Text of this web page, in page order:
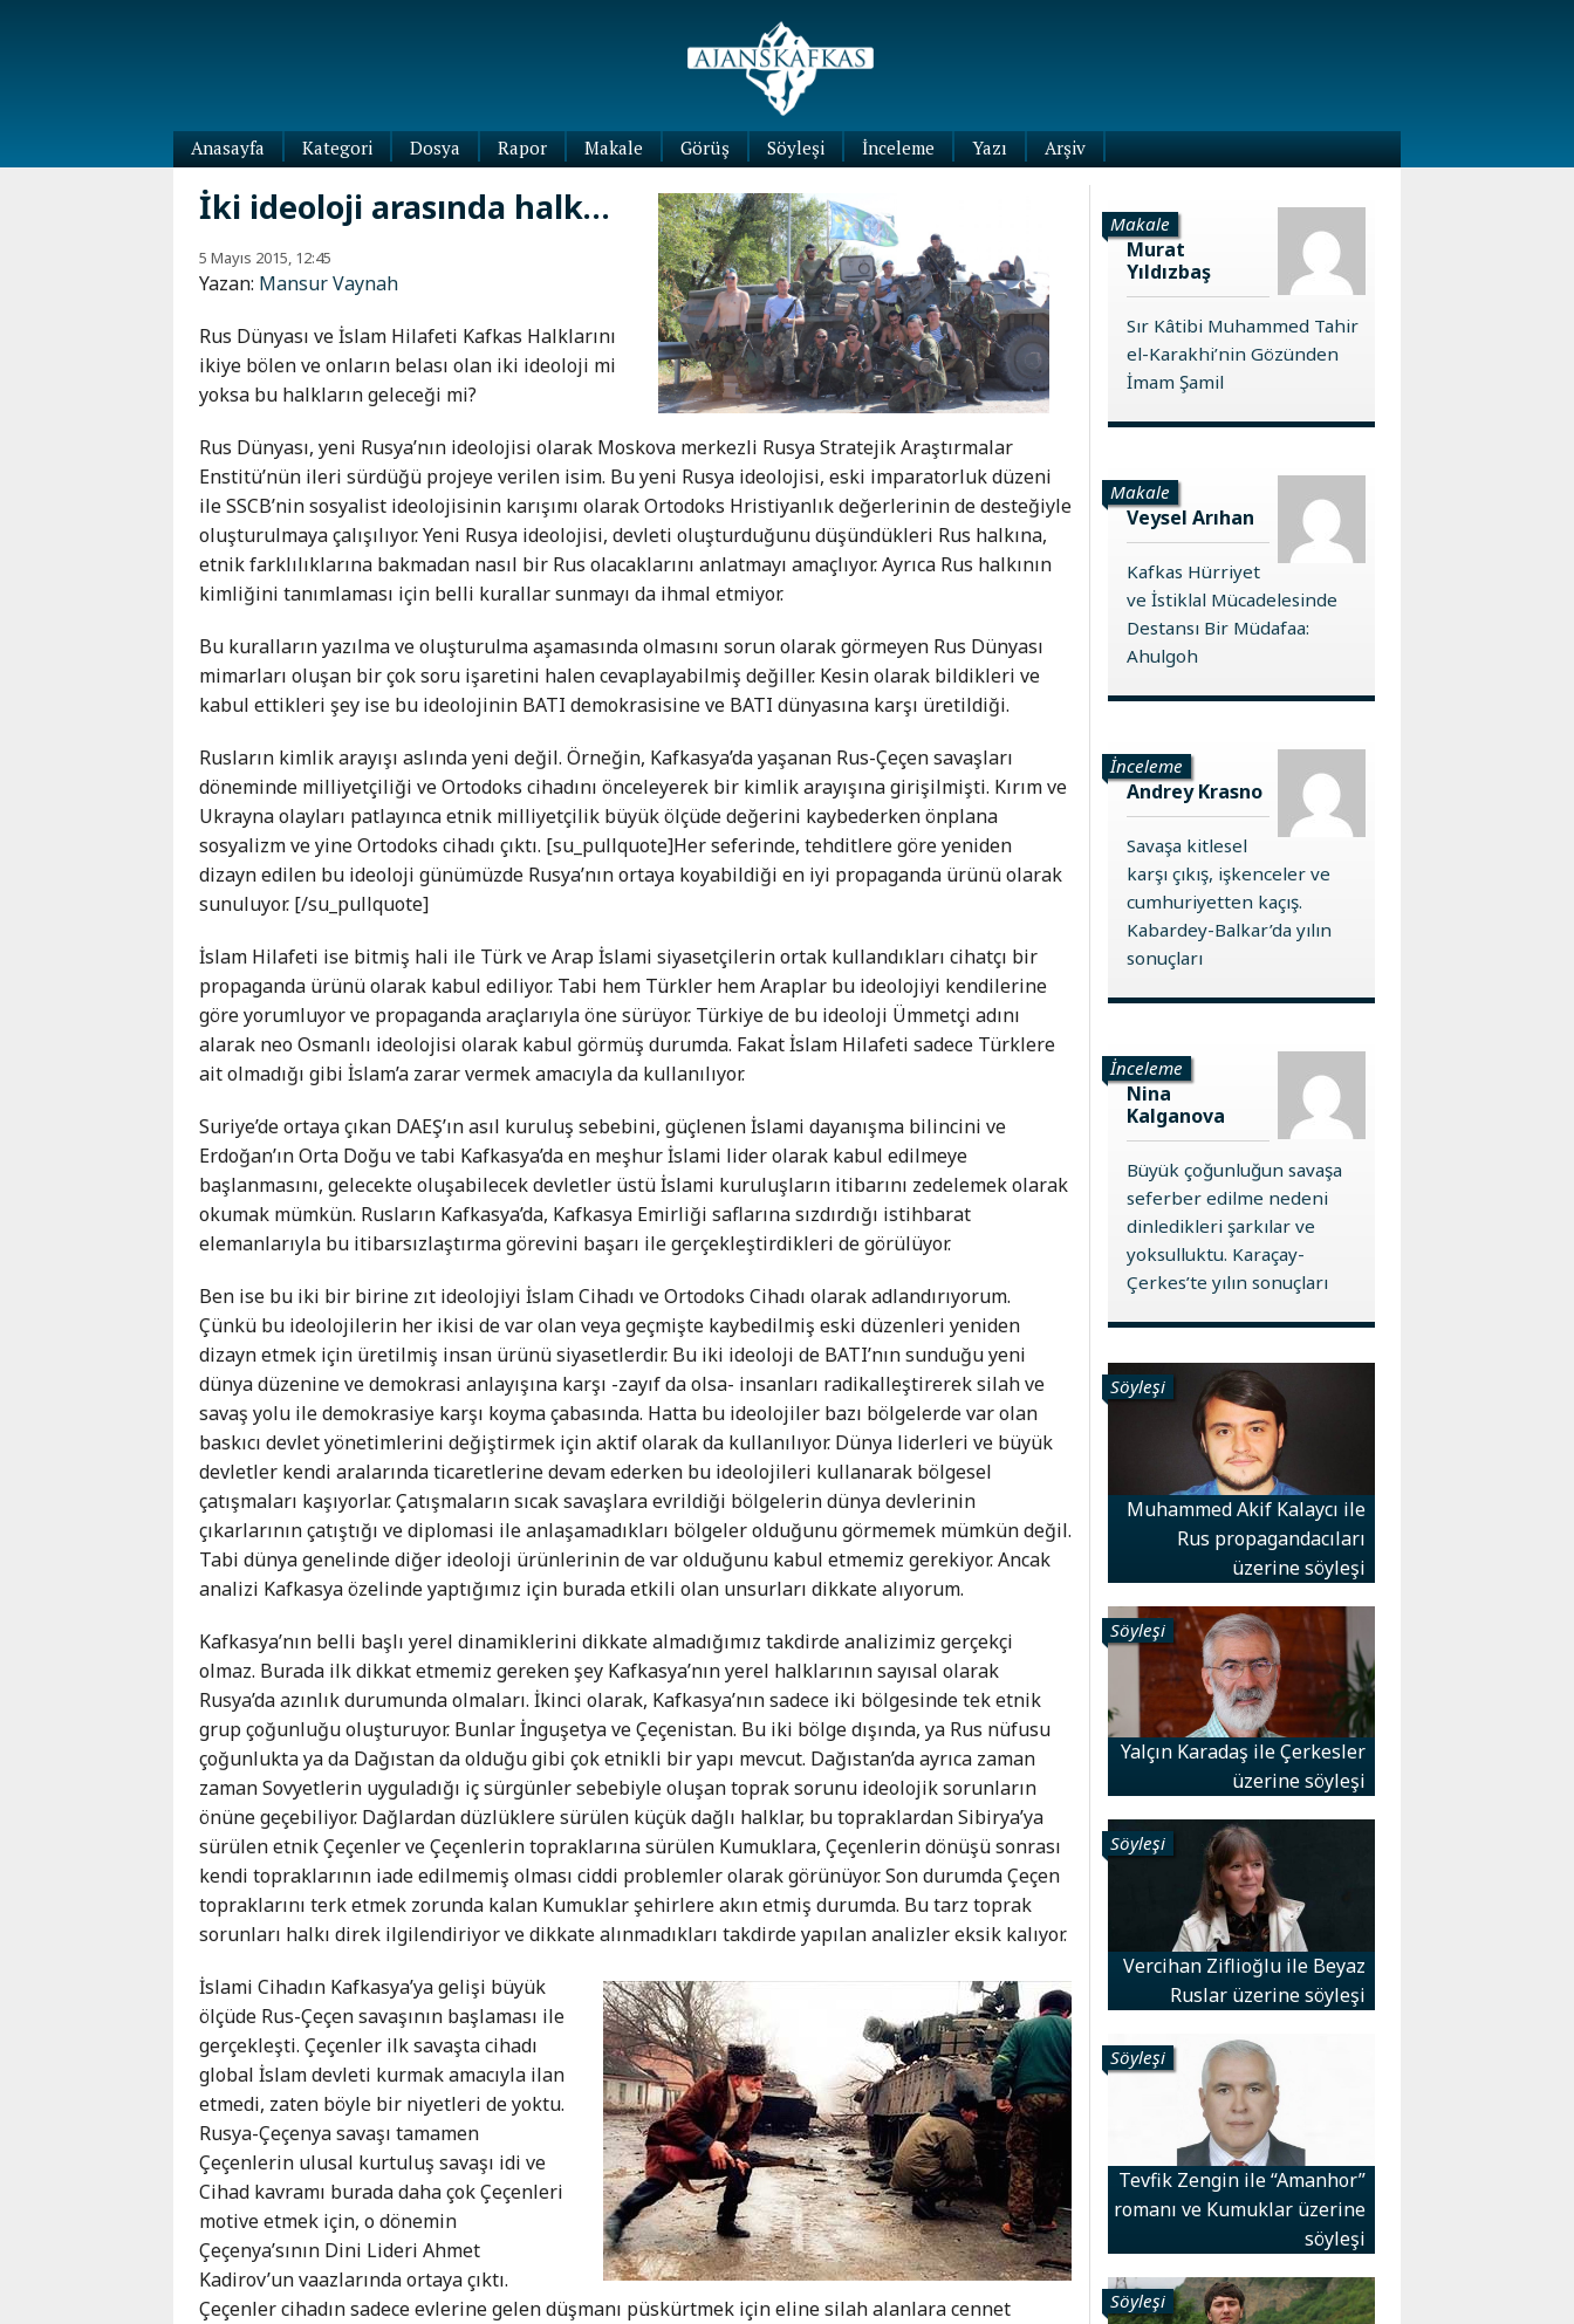
Anasayfa
Kategori
Dünya
Abhazya
Adıgey
Çeçenya
Dağıstan
Güney
İnguşetya
Kabardey-
Balkar
Karaçay-
Çerkes
Krasnodar
Kuzey
Osetya
Stavropol
Kray
Kafkas-
Azerbaycan
Ermenistan
Gürcistan
Dosya Rapor Makale Görüş Söyleşi İnceleme
Yazı
Yazıları
Arşiv
İki ideoloji arasında halk…
5 Mayıs 2015, 12:45
Yazan: Mansur Vaynah
Rus Dünyası ve İslam Hilafeti Kafkas Halklarını
ikiye bölen ve onların belası olan iki ideoloji mi
yoksa bu halkların geleceği mi?
Rus Dünyası, yeni Rusya’nın ideolojisi olarak Moskova merkezli Rusya Stratejik Araştırmalar
Enstitü’nün ileri sürdüğü projeye verilen isim. Bu yeni Rusya ideolojisi, eski imparatorluk düzeni
ile SSCB’nin sosyalist ideolojisinin karışımı olarak Ortodoks Hristiyanlık değerlerinin de desteğiyle
oluşturulmaya çalışılıyor. Yeni Rusya ideolojisi, devleti oluşturduğunu düşündükleri Rus halkına,
etnik farklılıklarına bakmadan nasıl bir Rus olacaklarını anlatmayı amaçlıyor. Ayrıca Rus halkının
kimliğini tanımlaması için belli kurallar sunmayı da ihmal etmiyor.
Bu kuralların yazılma ve oluşturulma aşamasında olmasını sorun olarak görmeyen Rus Dünyası
mimarları oluşan bir çok soru işaretini halen cevaplayabilmiş değiller. Kesin olarak bildikleri ve
kabul ettikleri şey ise bu ideolojinin BATI demokrasisine ve BATI dünyasına karşı üretildiği.
Rusların kimlik arayışı aslında yeni değil. Örneğin, Kafkasya’da yaşanan Rus-Çeçen savaşları
döneminde milliyetçiliği ve Ortodoks cihadını önceleyerek bir kimlik arayışına girişilmişti. Kırım ve
Ukrayna olayları patlayınca etnik milliyetçilik büyük ölçüde değerini kaybederken önplana
sosyalizm ve yine Ortodoks cihadı çıktı. [su_pullquote]Her seferinde, tehditlere göre yeniden
dizayn edilen bu ideoloji günümüzde Rusya’nın ortaya koyabildiği en iyi propaganda ürünü olarak
sunuluyor. [/su_pullquote]
İslam Hilafeti ise bitmiş hali ile Türk ve Arap İslami siyasetçilerin ortak kullandıkları cihatçı bir
propaganda ürünü olarak kabul ediliyor. Tabi hem Türkler hem Araplar bu ideolojiyi kendilerine
göre yorumluyor ve propaganda araçlarıyla öne sürüyor. Türkiye de bu ideoloji Ümmetçi adını
alarak neo Osmanlı ideolojisi olarak kabul görmüş durumda. Fakat İslam Hilafeti sadece Türklere
ait olmadığı gibi İslam’a zarar vermek amacıyla da kullanılıyor.
Suriye’de ortaya çıkan DAEŞ’ın asıl kuruluş sebebini, güçlenen İslami dayanışma bilincini ve
Erdoğan’ın Orta Doğu ve tabi Kafkasya’da en meşhur İslami lider olarak kabul edilmeye
başlanmasını, gelecekte oluşabilecek devletler üstü İslami kuruluşların itibarını zedelemek olarak
okumak mümkün. Rusların Kafkasya’da, Kafkasya Emirliği saflarına sızdırdığı istihbarat
elemanlarıyla bu itibarsızlaştırma görevini başarı ile gerçekleştirdikleri de görülüyor.
Ben ise bu iki bir birine zıt ideolojiyi İslam Cihadı ve Ortodoks Cihadı olarak adlandırıyorum.
Çünkü bu ideolojilerin her ikisi de var olan veya geçmişte kaybedilmiş eski düzenleri yeniden
dizayn etmek için üretilmiş insan ürünü siyasetlerdir. Bu iki ideoloji de BATI’nın sunduğu yeni
dünya düzenine ve demokrasi anlayışına karşı -zayıf da olsa- insanları radikalleştirerek silah ve
savaş yolu ile demokrasiye karşı koyma çabasında. Hatta bu ideolojiler bazı bölgelerde var olan
baskıcı devlet yönetimlerini değiştirmek için aktif olarak da kullanılıyor. Dünya liderleri ve büyük
devletler kendi aralarında ticaretlerine devam ederken bu ideolojileri kullanarak bölgesel
çatışmaları kaşıyorlar. Çatışmaların sıcak savaşlara evrildiği bölgelerin dünya devlerinin
çıkarlarının çatıştığı ve diplomasi ile anlaşamadıkları bölgeler olduğunu görmemek mümkün değil.
Tabi dünya genelinde diğer ideoloji ürünlerinin de var olduğunu kabul etmemiz gerekiyor. Ancak
analizi Kafkasya özelinde yaptığımız için burada etkili olan unsurları dikkate alıyorum.
Kafkasya’nın belli başlı yerel dinamiklerini dikkate almadığımız takdirde analizimiz gerçekçi
olmaz. Burada ilk dikkat etmemiz gereken şey Kafkasya’nın yerel halklarının sayısal olarak
Rusya’da azınlık durumunda olmaları. İkinci olarak, Kafkasya’nın sadece iki bölgesinde tek etnik
grup çoğunluğu oluşturuyor. Bunlar İnguşetya ve Çeçenistan. Bu iki bölge dışında, ya Rus nüfusu
çoğunlukta ya da Dağıstan da olduğu gibi çok etnikli bir yapı mevcut. Dağıstan’da ayrıca zaman
zaman Sovyetlerin uyguladığı iç sürgünler sebebiyle oluşan toprak sorunu ideolojik sorunların
önüne geçebiliyor. Dağlardan düzlüklere sürülen küçük dağlı halklar, bu topraklardan Sibirya’ya
sürülen etnik Çeçenler ve Çeçenlerin topraklarına sürülen Kumuklara, Çeçenlerin dönüşü sonrası
kendi topraklarının iade edilmemiş olması ciddi problemler olarak görünüyor. Son durumda Çeçen
topraklarını terk etmek zorunda kalan Kumuklar şehirlere akın etmiş durumda. Bu tarz toprak
sorunları halkı direk ilgilendiriyor ve dikkate alınmadıkları takdirde yapılan analizler eksik kalıyor.
İslami Cihadın Kafkasya’ya gelişi büyük
ölçüde Rus-Çeçen savaşının başlaması ile
gerçekleşti. Çeçenler ilk savaşta cihadı
global İslam devleti kurmak amacıyla ilan
etmedi, zaten böyle bir niyetleri de yoktu.
Rusya-Çeçenya savaşı tamamen
Çeçenlerin ulusal kurtuluş savaşı idi ve
Cihad kavramı burada daha çok Çeçenleri
motive etmek için, o dönemin
Çeçenya’sının Dini Lideri Ahmet
Kadirov’un vaazlarında ortaya çıktı.
Çeçenler cihadın sadece evlerine gelen düşmanı püskürtmek için eline silah alanlara cennet
Makale
Murat
Yıldızbaş
Sır Kâtibi Muhammed Tahir
el-Karakhi’nin Gözünden
İmam Şamil
Makale
Veysel Arıhan
Kafkas Hürriyet
ve İstiklal Mücadelesinde
Destansı Bir Müdafaa:
Ahulgoh
İnceleme
Andrey Krasno
Savaşa kitlesel
karşı çıkış, işkenceler ve
cumhuriyetten kaçış.
Kabardey-Balkar’da yılın
sonuçları
İnceleme
Nina
Kalganova
Büyük çoğunluğun savaşa
seferber edilme nedeni
dinledikleri şarkılar ve
yoksulluktu. Karaçay-
Çerkes’te yılın sonuçları
Söyleşi
Muhammed Akif Kalaycı ile
Rus propagandacıları
üzerine söyleşi
Söyleşi
Yalçın Karadaş ile Çerkesler
üzerine söyleşi
Söyleşi
Vercihan Ziflioğlu ile Beyaz
Ruslar üzerine söyleşi
Söyleşi
Tevfik Zengin ile “Amanhor”
romanı ve Kumuklar üzerine
söyleşi
Söyleşi